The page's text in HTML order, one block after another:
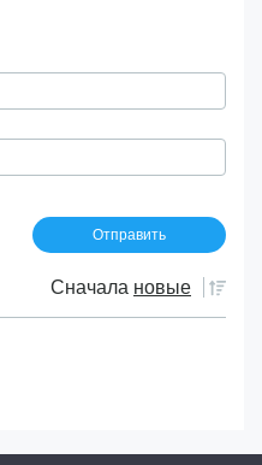
Сначала новые